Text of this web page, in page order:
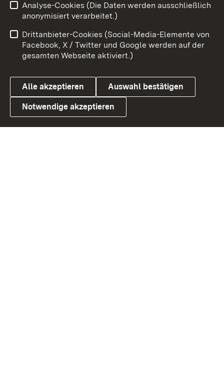
Link zum Landesportal
Benutzungshinweise
Barrierefreiheit
Datenschutz
Cookies
Analyse-Cookies (Die Daten werden ausschließlich
anonymisiert verarbeitet.)
Drittanbieter-Cookies (Social-Media-Elemente von
Facebook, X / Twitter und Google werden auf der
gesamten Webseite aktiviert.)
Alle akzeptieren Auswahl bestätigen
Notwendige akzeptieren